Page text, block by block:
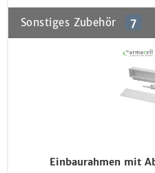
Sonstiges Zubehör 7
Einbaurahmen mit